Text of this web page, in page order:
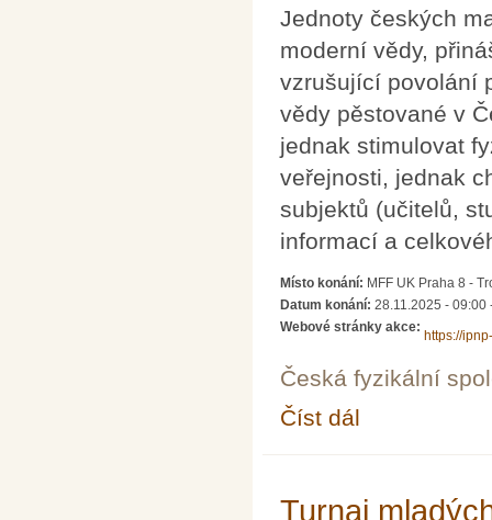
Jednoty českých
moderní vědy,
vzrušující povolání
vědy pěstované v
jednak stimulovat
veřejnosti, jednak
subjektů (učitelů,
informací a
Místo konání: MFF UK Praha 8 -
Datum konání: 28.11.2025 - 09:00
Webové stránky akce:
https://
Česká fyzikální
Číst dál
Turnaj